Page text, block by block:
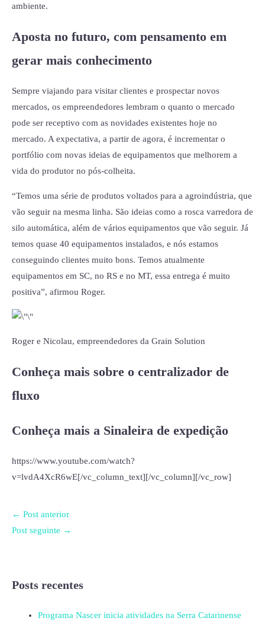
ambiente.
Aposta no futuro, com pensamento em
gerar mais conhecimento
Sempre viajando para visitar clientes e prospectar novos
mercados, os empreendedores lembram o quanto o mercado
pode ser receptivo com as novidades existentes hoje no
mercado. A expectativa, a partir de agora, é incrementar o
portfólio com novas ideias de equipamentos que melhorem a
vida do produtor no pós-colheita.
“Temos uma série de produtos voltados para a agroindústria, que
vão seguir na mesma linha. São ideias como a rosca varredora de
silo automática, além de vários equipamentos que vão seguir. Já
temos quase 40 equipamentos instalados, e nós estamos
conseguindo clientes muito bons. Temos atualmente
equipamentos em SC, no RS e no MT, essa entrega é muito
positiva”, afirmou Roger.
Roger e Nicolau, empreendedores da Grain Solution
Conheça mais sobre o centralizador de
fluxo
Conheça mais a Sinaleira de expedição
https://www.youtube.com/watch?
v=lvdA4XcR6wE[/vc_column_text][/vc_column][/vc_row]
← Post anterior
Post seguinte →
Posts recentes
Programa Nascer inicia atividades na Serra Catarinense